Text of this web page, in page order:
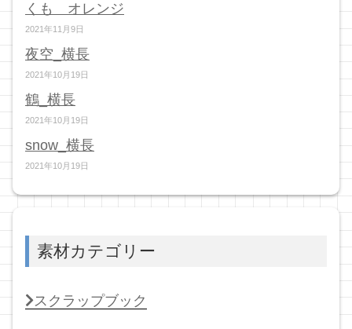
くも オレンジ
2021年11月9日
夜空_横長
2021年10月19日
鶴_横長
2021年10月19日
snow_横長
2021年10月19日
素材カテゴリー
スクラップブック